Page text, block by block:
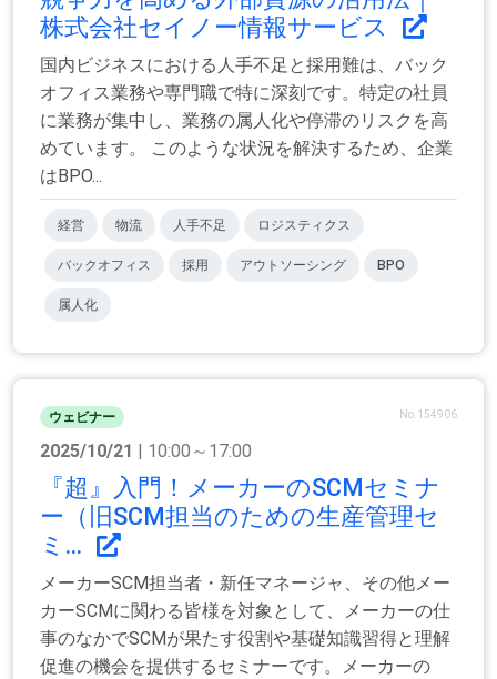
株式会社セイノー情報サービス
国内ビジネスにおける人手不足と採用難は、バック
オフィス業務や専門職で特に深刻です。特定の社員
に業務が集中し、業務の属人化や停滞のリスクを高
めています。 このような状況を解決するため、企業
はBPO...
経営 物流 人手不足 ロジスティクス
バックオフィス 採用 アウトソーシング BPO
属人化
ウェビナー No.154906
2025/10/21 | 10:00～17:00
『超』入門！メーカーのSCMセミナ
ー（旧SCM担当のための生産管理セ
ミ...
メーカーSCM担当者・新任マネージャ、その他メー
カーSCMに関わる皆様を対象として、メーカーの仕
事のなかでSCMが果たす役割や基礎知識習得と理解
促進の機会を提供するセミナーです。メーカーの